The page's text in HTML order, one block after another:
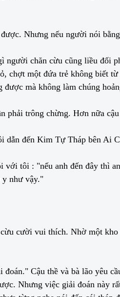
Nhưng nếu người nói
chăn cừu cũng liều đối
chợt một đứa trẻ không biết
mà không làm chúng
trông chừng. Hơn nữa
đến Kim Tự Tháp bên Ai
tôi : "nếu anh đến đây thì
y như vậy."
cười vui thích. Nhờ một
Cậu thề và bà lão yêu
Nhưng việc giải đoán này